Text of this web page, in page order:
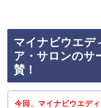
マイナビウエデ
ア・サロンのサ
賛！
今回、マイナビウエデ